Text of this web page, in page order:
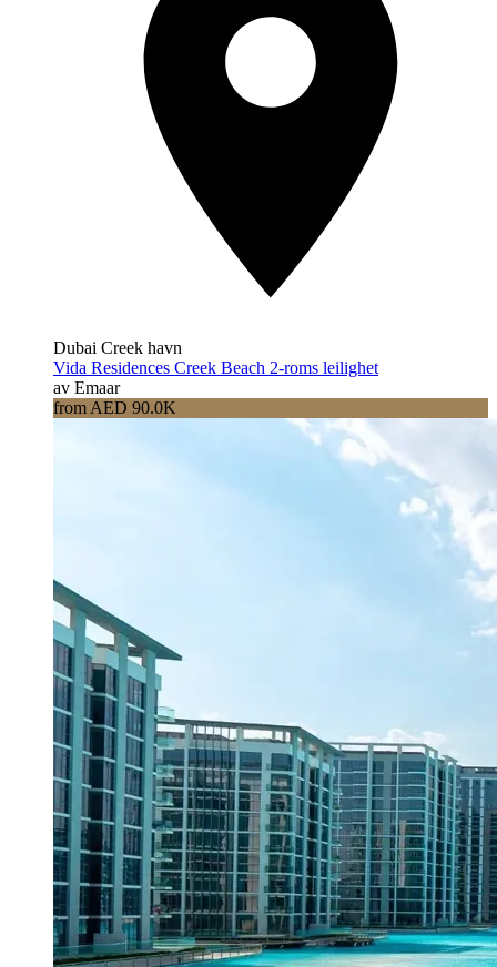
Dubai Creek havn
Vida Residences Creek Beach 2-roms leilighet
av Emaar
from AED 90.0K